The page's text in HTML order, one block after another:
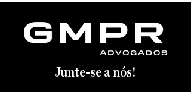
fun
Junte-se a nós!